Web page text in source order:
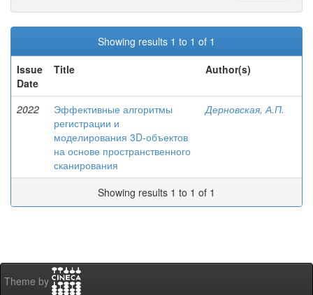
Showing results 1 to 1 of 1
Issue
Date
Title Author(s)
2022
Эффективные алгоритмы
регистрации и
моделирования 3D-объектов
на основе пространственного
сканирования
Дерновская, А.П.
Showing results 1 to 1 of 1
Theme by